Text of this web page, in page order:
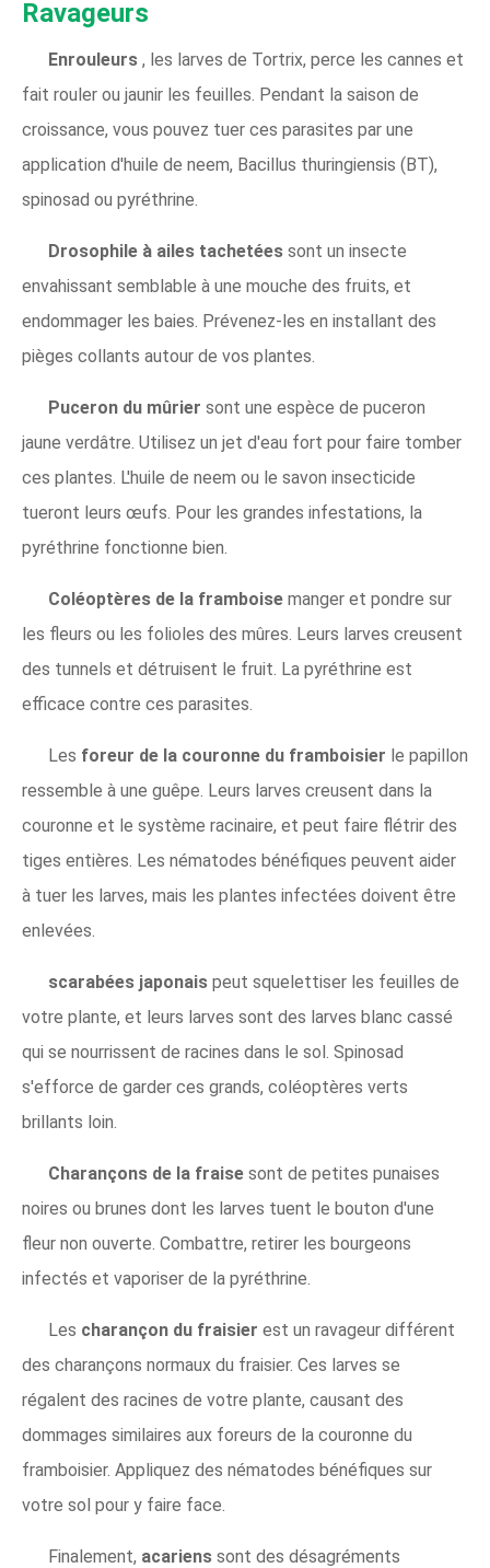
Ravageurs
Enrouleurs , les larves de Tortrix, perce les cannes et
fait rouler ou jaunir les feuilles. Pendant la saison de
croissance, vous pouvez tuer ces parasites par une
application d'huile de neem, Bacillus thuringiensis (BT),
spinosad ou pyréthrine.
Drosophile à ailes tachetées sont un insecte
envahissant semblable à une mouche des fruits, et
endommager les baies. Prévenez-les en installant des
pièges collants autour de vos plantes.
Puceron du mûrier sont une espèce de puceron
jaune verdâtre. Utilisez un jet d'eau fort pour faire tomber
ces plantes. L'huile de neem ou le savon insecticide
tueront leurs œufs. Pour les grandes infestations, la
pyréthrine fonctionne bien.
Coléoptères de la framboise manger et pondre sur
les fleurs ou les folioles des mûres. Leurs larves creusent
des tunnels et détruisent le fruit. La pyréthrine est
efficace contre ces parasites.
Les foreur de la couronne du framboisier le papillon
ressemble à une guêpe. Leurs larves creusent dans la
couronne et le système racinaire, et peut faire flétrir des
tiges entières. Les nématodes bénéfiques peuvent aider
à tuer les larves, mais les plantes infectées doivent être
enlevées.
scarabées japonais peut squelettiser les feuilles de
votre plante, et leurs larves sont des larves blanc cassé
qui se nourrissent de racines dans le sol. Spinosad
s'efforce de garder ces grands, coléoptères verts
brillants loin.
Charançons de la fraise sont de petites punaises
noires ou brunes dont les larves tuent le bouton d'une
fleur non ouverte. Combattre, retirer les bourgeons
infectés et vaporiser de la pyréthrine.
Les charançon du fraisier est un ravageur différent
des charançons normaux du fraisier. Ces larves se
régalent des racines de votre plante, causant des
dommages similaires aux foreurs de la couronne du
framboisier. Appliquez des nématodes bénéfiques sur
votre sol pour y faire face.
Finalement, acariens sont des désagréments